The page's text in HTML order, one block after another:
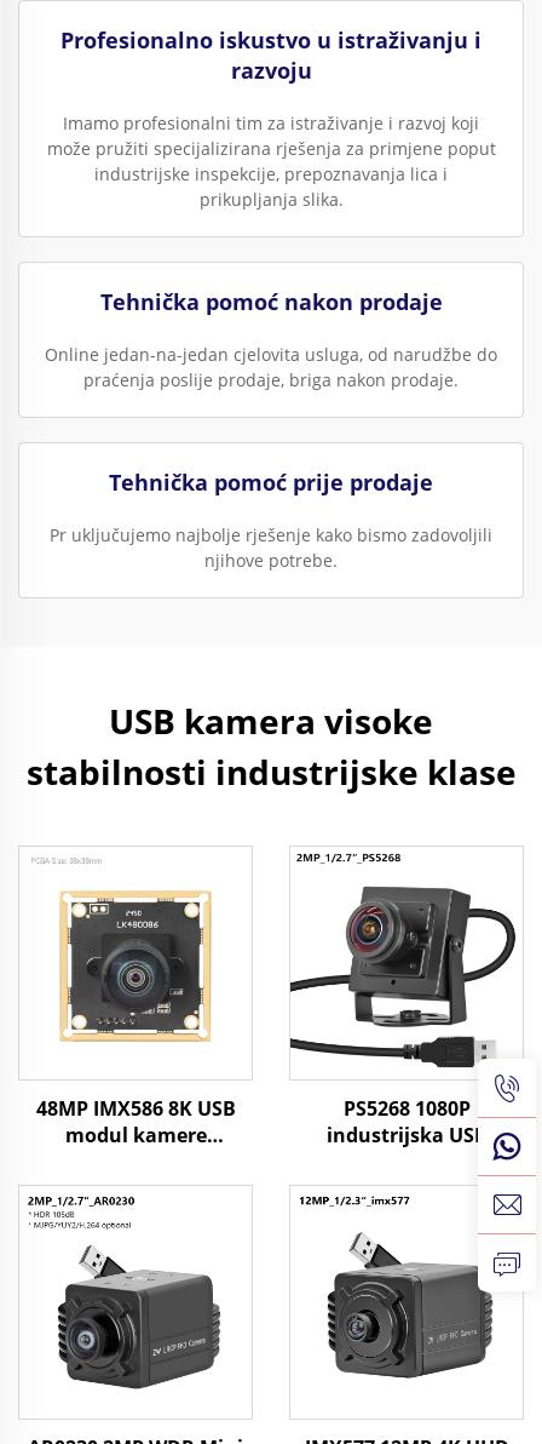
Profesionalno iskustvo u istraživanju i
razvoju
Imamo profesionalni tim za istraživanje i razvoj koji
može pružiti specijalizirana rješenja za primjene poput
industrijske inspekcije, prepoznavanja lica i
prikupljanja slika.
Tehnička pomoć nakon prodaje
Online jedan-na-jedan cjelovita usluga, od narudžbe do
praćenja poslije prodaje, briga nakon prodaje.
Tehnička pomoć prije prodaje
Pr uključujemo najbolje rješenje kako bismo zadovoljili
njihove potrebe.
USB kamera visoke
stabilnosti industrijske klase
48MP IMX586 8K USB
modul kamere
CMOS prepoznavanje
slikovnih datoteka
PS5268 1080P
industrijska USB
kamera 0,003Lux slaba
svjetlost WDR 2MP
CMOS senzor zvjezdano
noćno viđenje
minikamera